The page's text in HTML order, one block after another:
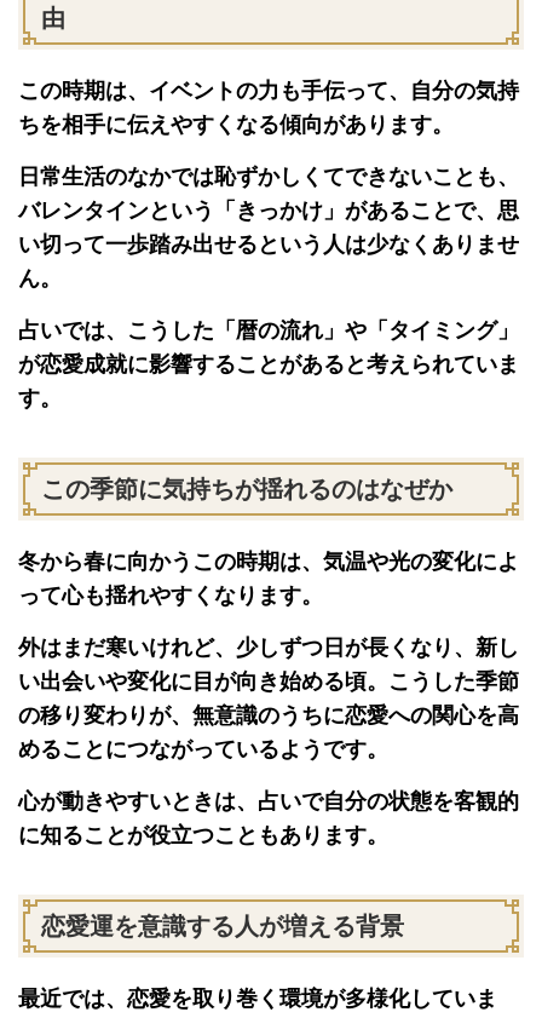
由
この時期は、イベントの力も手伝って、自分の気持
ちを相手に伝えやすくなる傾向があります。
日常生活のなかでは恥ずかしくてできないことも、
バレンタインという「きっかけ」があることで、思
い切って一歩踏み出せるという人は少なくありませ
ん。
占いでは、こうした「暦の流れ」や「タイミング」
が恋愛成就に影響することがあると考えられていま
す。
この季節に気持ちが揺れるのはなぜか
冬から春に向かうこの時期は、気温や光の変化によ
って心も揺れやすくなります。
外はまだ寒いけれど、少しずつ日が長くなり、新し
い出会いや変化に目が向き始める頃。こうした季節
の移り変わりが、無意識のうちに恋愛への関心を高
めることにつながっているようです。
心が動きやすいときは、占いで自分の状態を客観的
に知ることが役立つこともあります。
恋愛運を意識する人が増える背景
最近では、恋愛を取り巻く環境が多様化していま